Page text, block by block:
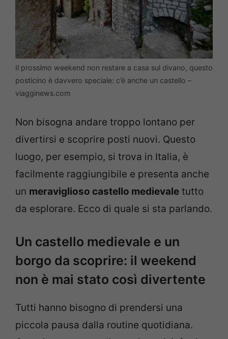
Il prossimo weekend non restare a casa sul divano, questo
posticino è davvero speciale: c’è anche un castello –
viagginews.com
Non bisogna andare troppo lontano per
divertirsi e scoprire posti nuovi. Questo
luogo, per esempio, si trova in Italia, è
facilmente raggiungibile e presenta anche
un meraviglioso castello medievale tutto
da esplorare. Ecco di quale si sta parlando.
Un castello medievale e un
borgo da scoprire: il weekend
non è mai stato così divertente
Tutti hanno bisogno di prendersi una
piccola pausa dalla routine quotidiana.